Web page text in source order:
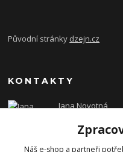
Původní stránky dzejn.cz
KONTAKTY
Jana Novotná
dzejn.n@email.cz
Náš e-shop a partneři